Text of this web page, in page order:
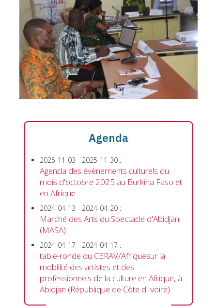
Agenda
2025-11-03 - 2025-11-30 :
Agenda des évènements culturels du
mois d'octobre 2025 au Burkina Faso et
en Afrique
2024-04-13 - 2024-04-20 :
Marché des Arts du Spectacle d'Abidjan
(MASA)
2024-04-17 - 2024-04-17 :
table-ronde du CERAV/Afriquesur la
mobilité des artistes et des
professionnels de la culture en Afrique, à
Abidjan (République de Côte d'Ivoire)